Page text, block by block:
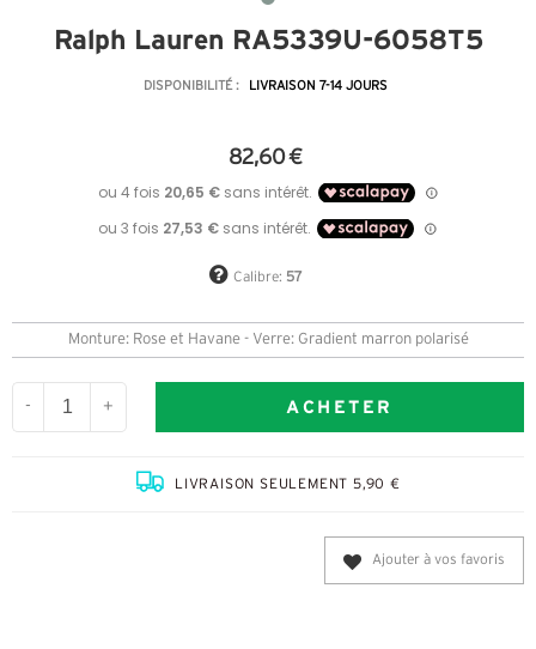
Ralph Lauren RA5339U-6058T5
DISPONIBILITÉ : LIVRAISON 7-14 JOURS
82,60 €
Calibre: 57
Monture: Rose et Havane - Verre: Gradient marron polarisé
- + ACHETER
LIVRAISON SEULEMENT 5,90 €
Ajouter à vos favoris